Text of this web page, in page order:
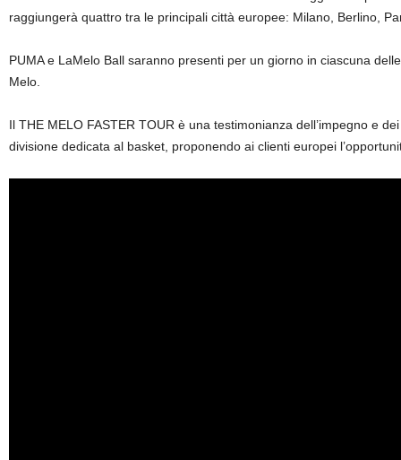
raggiungerà quattro tra le principali città europee: Milano, Berlino,
PUMA e LaMelo Ball saranno presenti per un giorno in ciascuna
Melo.
Il THE MELO FASTER TOUR è una testimonianza dell’impegno e
divisione dedicata al basket, proponendo ai clienti europei